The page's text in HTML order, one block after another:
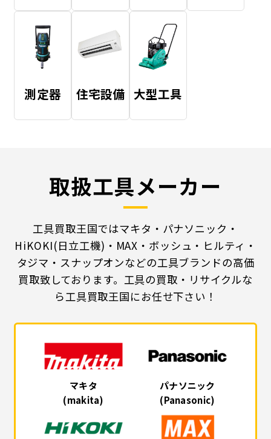
測定器 住宅設備 大型工具
取扱工具メーカー
工具買取王国ではマキタ・パナソニック・
HiKOKI(日立工機)・MAX・ボッシュ・ヒルティ・
タジマ・スナップオンなどの工具ブランドの高価
買取致しております。工具の買取・リサイクルな
ら工具買取王国にお任せ下さい！
マキタ
(makita)
パナソニック
(Panasonic)